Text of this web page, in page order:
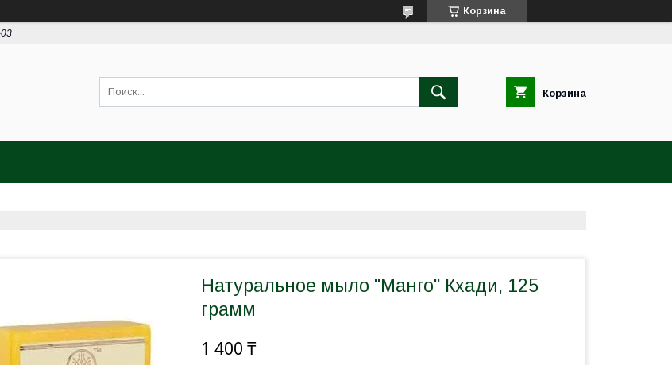
Корзина
Корзина
Натуральное мыло "Манго" Кхади, 125
грамм
1 400 ₸